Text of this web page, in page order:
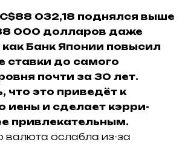
$88 032,18 поднялся выше
000 долларов даже
как Банк Японии повысил
ставки до самого
почти за 30 лет.
что это приведёт к
иены и сделает кэрри-
привлекательным.
валюта ослабла из-за